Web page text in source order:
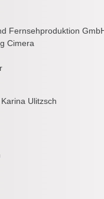
Fernsehproduktion
Cimera
Ulitzsch